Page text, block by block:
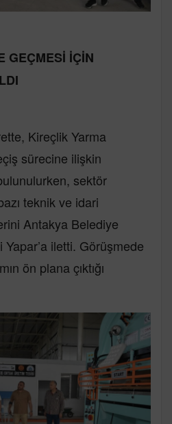
GEÇMESİ İÇİN
Kireçlik Yarma
sürecine ilişkin
sektör
teknik ve idari
Antakya Belediye
Yapar’a iletti. Görüşmede
ön plana çıktığı